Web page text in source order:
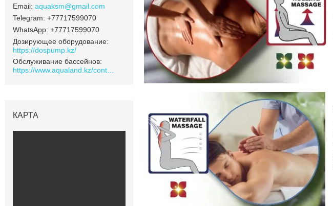
aquaksm@gmail.com
+77717599070
+77717599070
Дозирующее оборудование
https://dospump.kz/
Обслуживание бассейнов
КАРТА